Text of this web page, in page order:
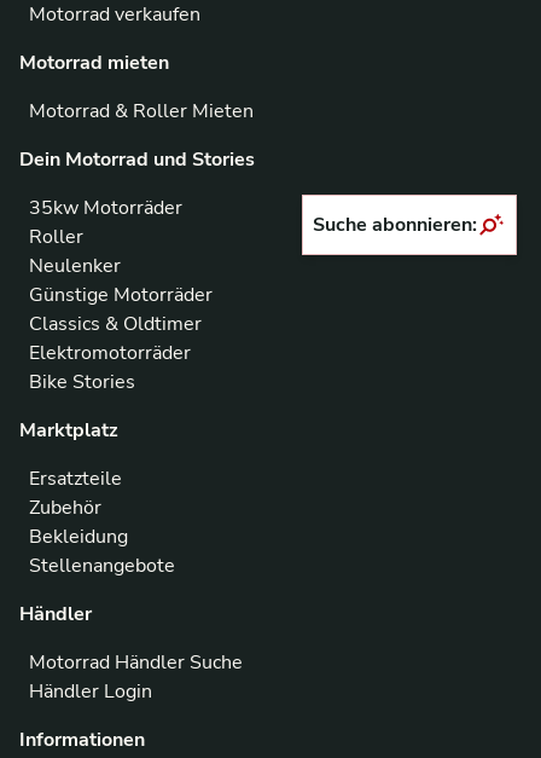
Motorrad verkaufen
Motorrad mieten
Motorrad & Roller Mieten
Dein Motorrad und Stories
35kw Motorräder
Roller
Neulenker
Günstige Motorräder
Classics & Oldtimer
Elektromotorräder
Bike Stories
Marktplatz
Ersatzteile
Zubehör
Bekleidung
Stellenangebote
Händler
Motorrad Händler Suche
Händler Login
Informationen
Suche abonnieren: